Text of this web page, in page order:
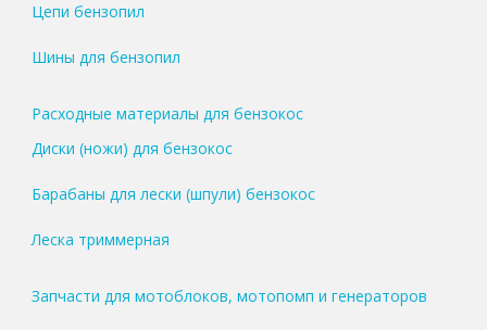
Цепи бензопил
Шины для бензопил
Расходные материалы для бензокос
Диски (ножи) для бензокос
Барабаны для лески (шпули) бензокос
Леска триммерная
Запчасти для мотоблоков, мотопомп и генераторов